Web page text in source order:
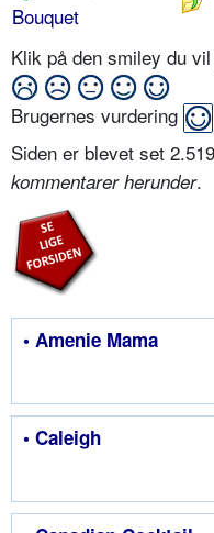
Bouquet
Klik på den smiley du
Brugernes vurdering
Siden er blevet set
kommentarer herunder.
• Amenie Mama
• Caleigh